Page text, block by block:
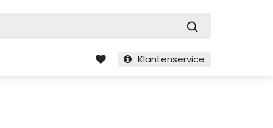
Klantenservice